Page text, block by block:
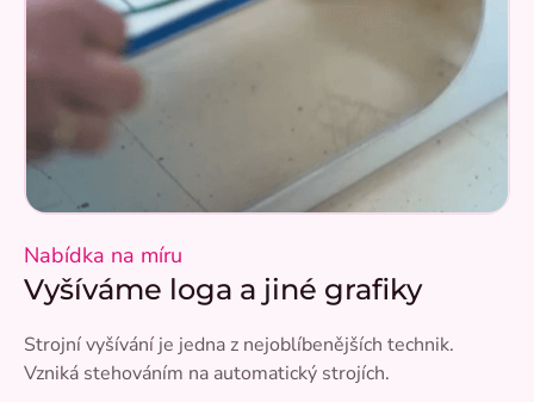
Nabídka na míru
Vyšíváme loga a jiné grafiky
Strojní vyšívání je jedna z nejoblíbenějších technik.
Vzniká stehováním na automatický strojích.